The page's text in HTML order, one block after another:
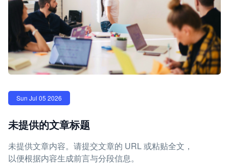
Sun Jul 05 2026
未提供的文章标题
未提供文章内容。请提交文章的 URL 或粘贴全文，
以便根据内容生成前言与分段信息。